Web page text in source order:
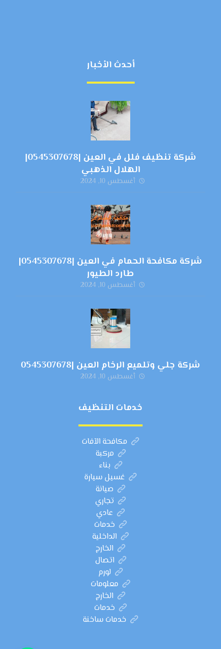
أحدث الأخبار
شركة تنظيف فلل في العين |0545307678|
الهلال الذهبي
أغسطس 10, 2024
شركة مكافحة الحمام في العين |0545307678|
طارد الطيور
أغسطس 10, 2024
شركة جلي وتلميع الرخام العين |0545307678
أغسطس 10, 2024
خدمات التنظيف
مكافحة الآفات
مركبة
بناء
غسيل سيارة
صيانة
تجاري
عادي
خدمات
الداخلية
الخارج
اتصال
لورم
معلومات
الخارج
خدمات
خدمات ساخنة